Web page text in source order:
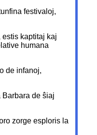
festivaloj,
kaptitaj kaj
humana
de infanoj,
de ŝiaj
zorge esploris la